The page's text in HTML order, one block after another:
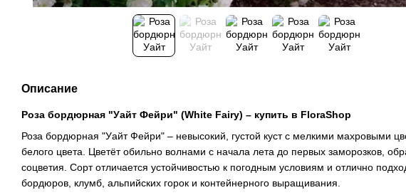
Описание
Роза бордюрная "Уайт Фейри" (White Fairy) – купить в FloraShop
Роза бордюрная "Уайт Фейри" – невысокий, густой куст с мелкими махровыми
белого цвета. Цветёт обильно волнами с начала лета до первых заморозков,
соцветия. Сорт отличается устойчивостью к погодным условиям и отлично
бордюров, клумб, альпийских горок и контейнерного выращивания.